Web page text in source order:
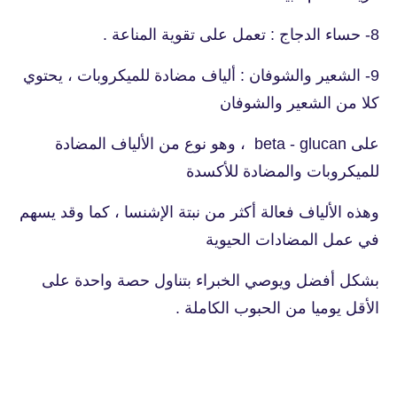
8- حساء الدجاج : تعمل على تقوية المناعة .
9- الشعير والشوفان : ألياف مضادة للميكروبات ، يحتوي
كلا من الشعير والشوفان
على beta - glucan ، وهو نوع من الألياف المضادة
للميكروبات والمضادة للأكسدة
وهذه الألياف فعالة أكثر من نبتة الإشنسا ، كما وقد يسهم
في عمل المضادات الحيوية
بشكل أفضل ويوصي الخبراء بتناول حصة واحدة على
الأقل يوميا من الحبوب الكاملة .